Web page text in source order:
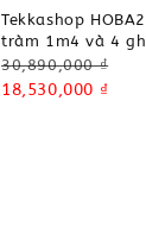
Tekkashop
tràm 1m4 và 4
Regular
price
30,890,000 ₫
Sale
18,530,000 ₫